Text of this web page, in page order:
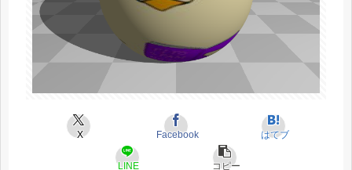
X Facebook はてブ
LINE コピー